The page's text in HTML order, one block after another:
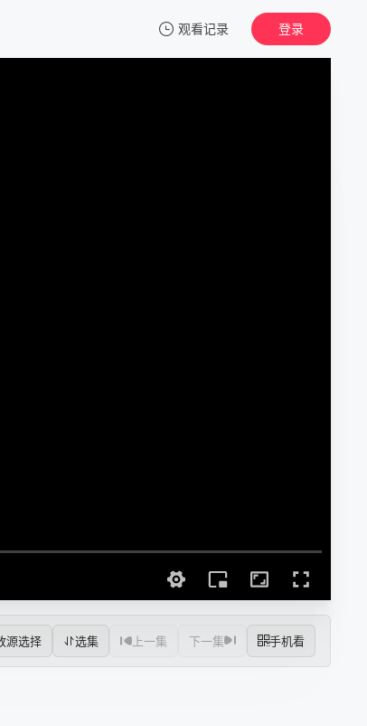
观看记录 登录
源选择 选集 上一集 下一集 手机看